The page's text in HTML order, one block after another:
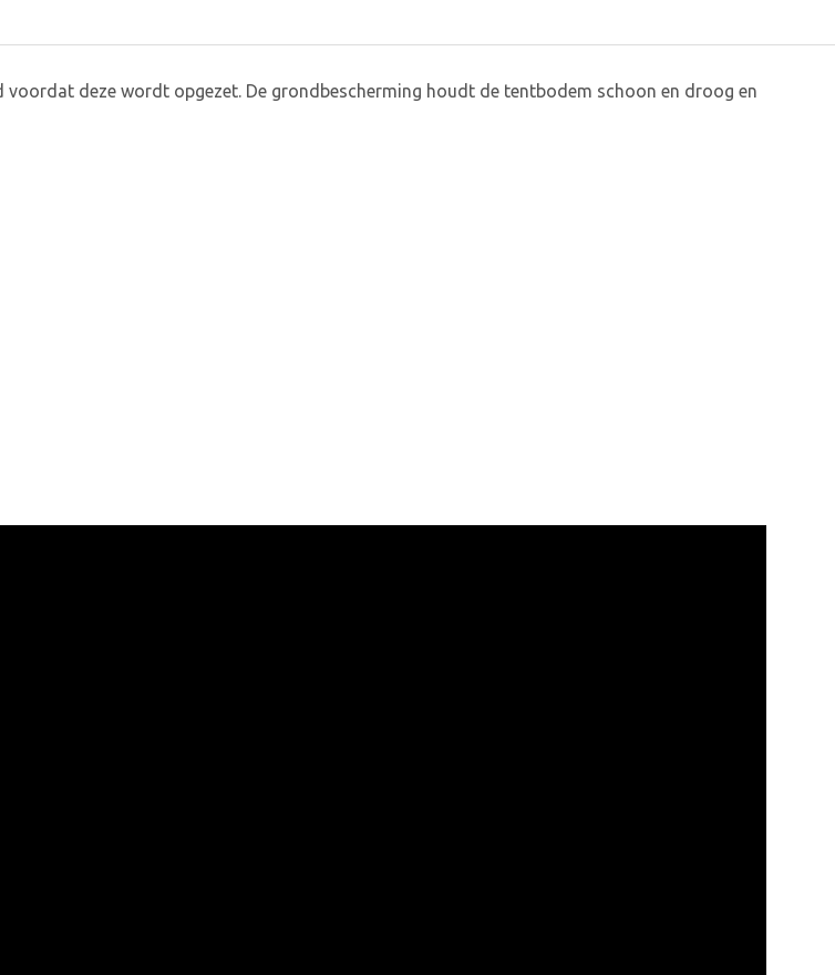
deze wordt opgezet. De grondbescherming houdt de tentbodem schoon en droog en